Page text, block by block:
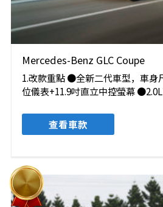
Mercedes-Benz GLC Coupe
1.改款重點 ●全新二代車型，車身
位儀表+11.9吋直立中控螢幕
查看車款